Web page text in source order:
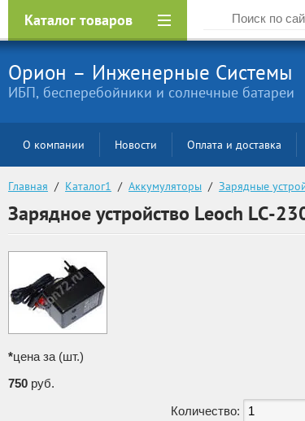
Каталог товаров
Орион – Инженерные Системы
ИБП, бесперебойники и солнечные батареи
О компании Новости Оплата и доставка
Главная
  /
Каталог1
  /
Аккумуляторы
  /
Зарядные
Зарядное устройство Leoch LC-
*цена за (шт.)
750 руб.
Количество: